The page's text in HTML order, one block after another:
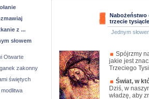
z ...
słowem
Otwarte
zakonny
świętych
modlitwa
Nabożeństwo
trzecie
Jednym
Spójrzmy
jakie jest
Trzeciego
Świat, w
Dziś, w
władzę, aby